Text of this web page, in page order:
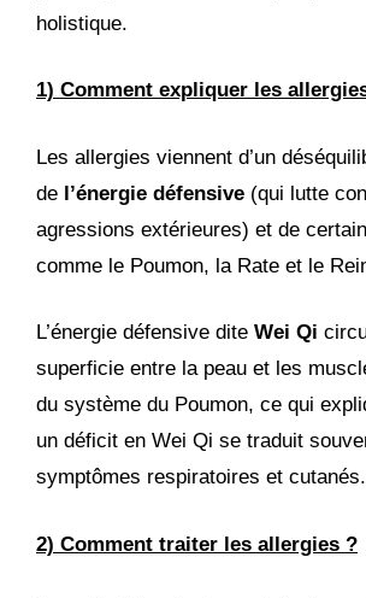
holistique.
1) Comment expliquer les
Les allergies viennent d’un
de l’énergie défensive (qui lutte
agressions extérieures) et de
comme le Poumon, la Rate et le
L’énergie défensive dite Wei Qi
superficie entre la peau et les
du système du Poumon, ce qui
un déficit en Wei Qi se traduit
symptômes respiratoires et cutanés.
2) Comment traiter les allergies ?